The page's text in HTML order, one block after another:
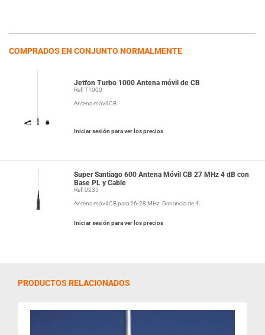
COMPRADOS EN CONJUNTO NORMALMENTE
Jetfon Turbo 1000 Antena móvil de CB
Ref: T1000
Antena móvil CB
Iniciar sesión para ver los precios
Super Santiago 600 Antena Móvil CB 27 MHz 4 dB con
Base PL y Cable
Ref: 0235
Antena móvil CB para 26-28 MHz. Ganancia de 4…
Iniciar sesión para ver los precios
PRODUCTOS RELACIONADOS